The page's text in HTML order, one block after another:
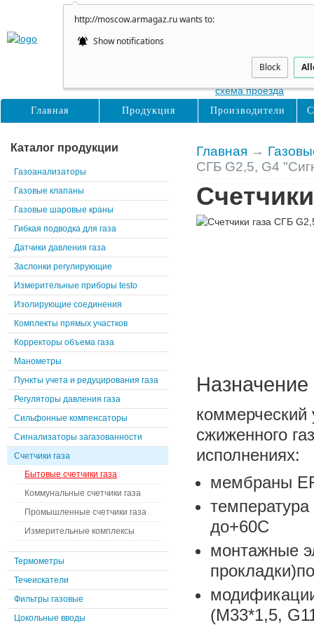
http://moscow.armagaz.ru wants to:
Show notifications
Block
Главная →
СГБ G2,5, G4
коммерческий
сжиженного
исполнениях:
мембраны
до+60С
монтажные
(М33*1,5,
Каталог продукции
Газоанализаторы
Газовые клапаны
Газовые шаровые краны
Гибкая подводка для газа
Датчики давления газа
Заслонки регулирующие
Измерительные приборы testo
Изолирующие соединения
Комплекты прямых участков
Корректоры объема газа
Манометры
Пункты учета и редуцирования газа
Регуляторы давления газа
Сильфонные компенсаторы
Сигнализаторы загазованности
Счетчики газа
Бытовые счетчики газа
Коммунальные счетчики газа
Промышленные счетчики газа
Измерительные комплексы
Термометры
Течеискатели
Фильтры газовые
Цокольные вводы
ул. Нижние Поля,31
схема проезда
Главная Продукция Производители